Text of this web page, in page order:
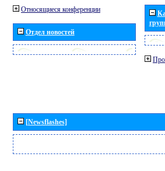
Относящиеся конференции
Отдел новостей
[Newsflashes]